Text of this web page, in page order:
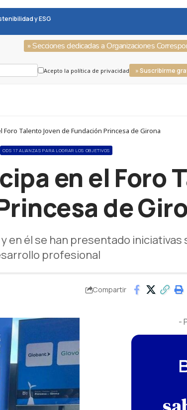
y ESG
» Secciones dedicadas a Organizaciones
Acepto la política de privacidad » Suscribirme
Talento Joven de Fundación Princesa de Girona
ODS 17 ALIANZAS PARA LOGRAR LOS OBJETIVOS
en el Foro
de
en él se han presentado
profesional
Compartir
-